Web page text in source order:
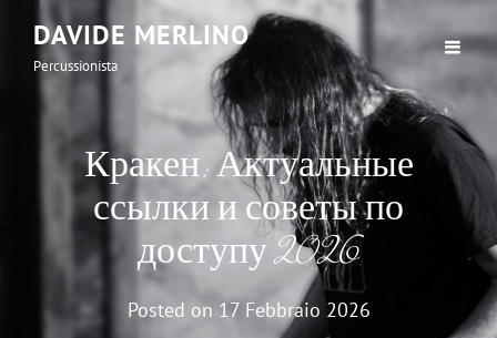
DAVIDE MERLINO
Percussionista
Кракен: Актуальные
ссылки и советы по
доступу 2026
Posted on 17 Febbraio 2026